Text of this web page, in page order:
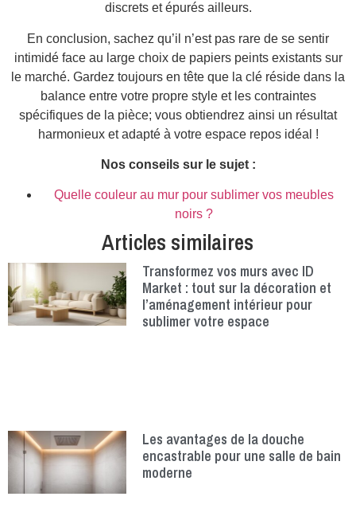
discrets et épurés ailleurs.
En conclusion, sachez qu’il n’est pas rare de se sentir
intimidé face au large choix de papiers peints existants sur
le marché. Gardez toujours en tête que la clé réside dans la
balance entre votre propre style et les contraintes
spécifiques de la pièce; vous obtiendrez ainsi un résultat
harmonieux et adapté à votre espace repos idéal !
Nos conseils sur le sujet :
Quelle couleur au mur pour sublimer vos meubles
noirs ?
Articles similaires
Transformez vos murs avec ID
Market : tout sur la décoration et
l’aménagement intérieur pour
sublimer votre espace
Les avantages de la douche
encastrable pour une salle de bain
moderne